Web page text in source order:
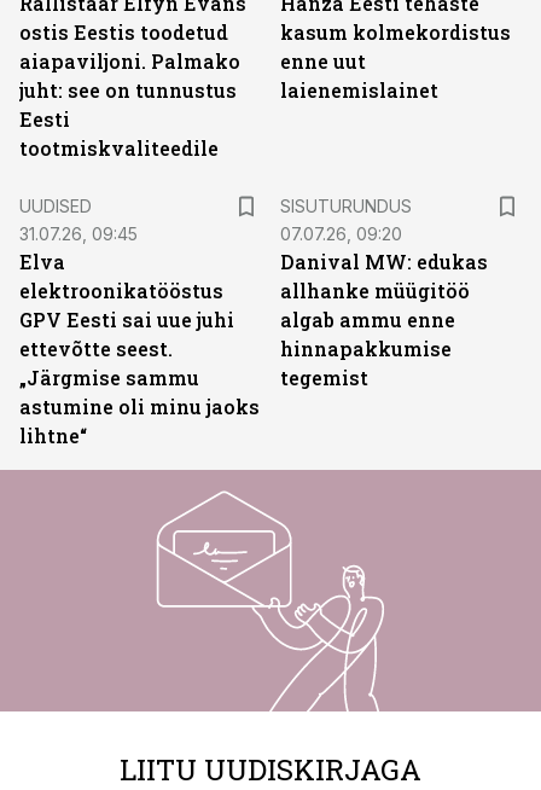
ostis Eestis toodetud
aiapaviljoni. Palmako
juht: see on tunnustus
Eesti
tootmiskvaliteedile
kasum kolmekordistus
enne uut
laienemislainet
UUDISED
31.07.26, 09:45
Elva
elektroonikatööstus
GPV Eesti sai uue juhi
ettevõtte seest.
„Järgmise sammu
astumine oli minu jaoks
lihtne“
SISUTURUNDUS
07.07.26, 09:20
Danival MW: edukas
allhanke müügitöö
algab ammu enne
hinnapakkumise
tegemist
LIITU UUDISKIRJAGA